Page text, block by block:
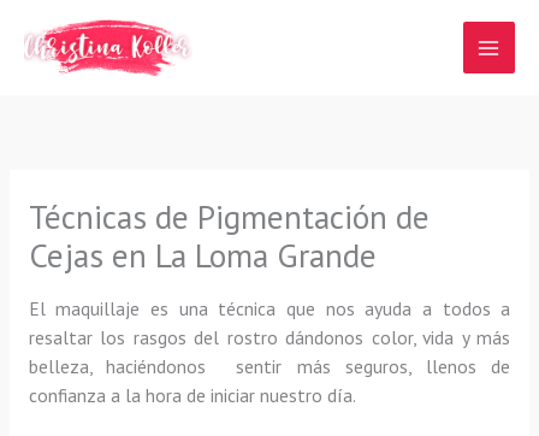
contenido
Técnicas de Pigmentación de
Cejas en La Loma Grande
El maquillaje es una técnica que nos ayuda a todos a
resaltar los rasgos del rostro dándonos color, vida y más
belleza, haciéndonos sentir más seguros, llenos de
confianza a la hora de iniciar nuestro día.